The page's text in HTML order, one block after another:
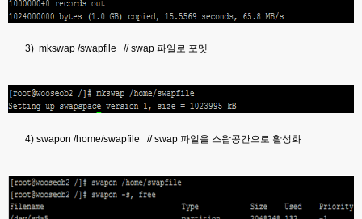
3) mkswap /swapfile // swap 파일로 포멧
4) swapon /home/swapfile // swap 파일을 스왑공간으로 활성화